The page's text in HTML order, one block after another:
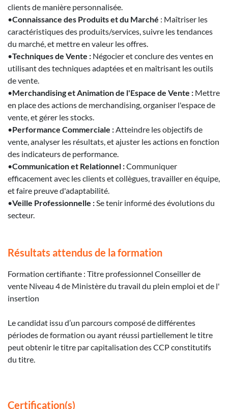
clients de manière personnalisée.
•Connaissance des Produits et du Marché : Maîtriser les
caractéristiques des produits/services, suivre les tendances
du marché, et mettre en valeur les offres.
•Techniques de Vente : Négocier et conclure des ventes en
utilisant des techniques adaptées et en maîtrisant les outils
de vente.
•Merchandising et Animation de l'Espace de Vente : Mettre
en place des actions de merchandising, organiser l'espace de
vente, et gérer les stocks.
•Performance Commerciale :Atteindre les objectifs de
vente, analyser les résultats, et ajuster les actions en fonction
des indicateurs de performance.
•Communication et Relationnel :Communiquer
efficacement avec les clients et collègues, travailler en équipe,
et faire preuve d'adaptabilité.
•Veille Professionnelle :Se tenir informé des évolutions du
secteur.
Résultats attendus de la formation
Formation certifiante : Titre professionnel Conseiller de
vente Niveau 4 de Ministère du travail du plein emploi et de l'
insertion
Le candidat issu d’un parcours composé de différentes
périodes de formation ou ayant réussi partiellement le titre
peut obtenir le titre par capitalisation des CCP constitutifs
du titre.
Certification(s)